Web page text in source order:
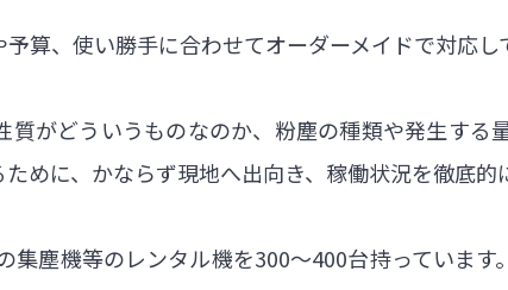
算、使い勝手に合わせてオーダーメイドで対応し
質がどういうものなのか、粉塵の種類や発生する
めに、かならず現地へ出向き、稼働状況を徹底的
塵機等のレンタル機を300～400台持っています